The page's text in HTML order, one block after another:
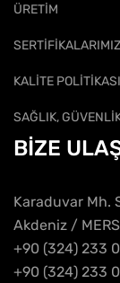
ÜRETİM
SERTİFİKALARIMIZ
KALİTE POLİTİKASI
SAĞLIK,
BİZE
Karaduvar Mh.
Akdeniz /
+90 (324) 233
+90 (324) 233